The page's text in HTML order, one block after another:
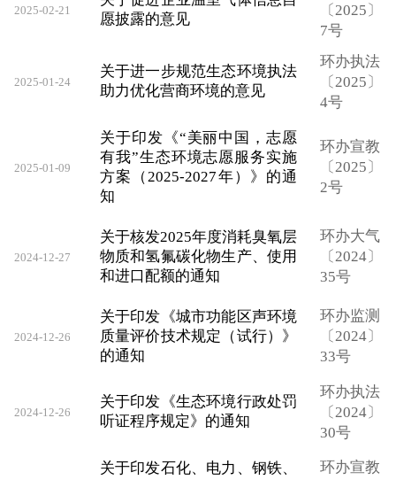
2025-02-21
愿披露的意见
〔2025〕
7号
2025-01-24
关于进一步规范生态环境执法
助力优化营商环境的意见
环办执法
〔2025〕
4号
2025-01-09
关于印发《“美丽中国，志愿
有我”生态环境志愿服务实施
方案（2025-2027年）》的通
知
环办宣教
〔2025〕
2号
2024-12-27
关于核发2025年度消耗臭氧层
物质和氢氟碳化物生产、使用
和进口配额的通知
环办大气
〔2024〕
35号
2024-12-26
关于印发《城市功能区声环境
质量评价技术规定（试行）》
的通知
环办监测
〔2024〕
33号
2024-12-26
关于印发《生态环境行政处罚
听证程序规定》的通知
环办执法
〔2024〕
30号
关于印发石化、电力、钢铁、
环办宣教